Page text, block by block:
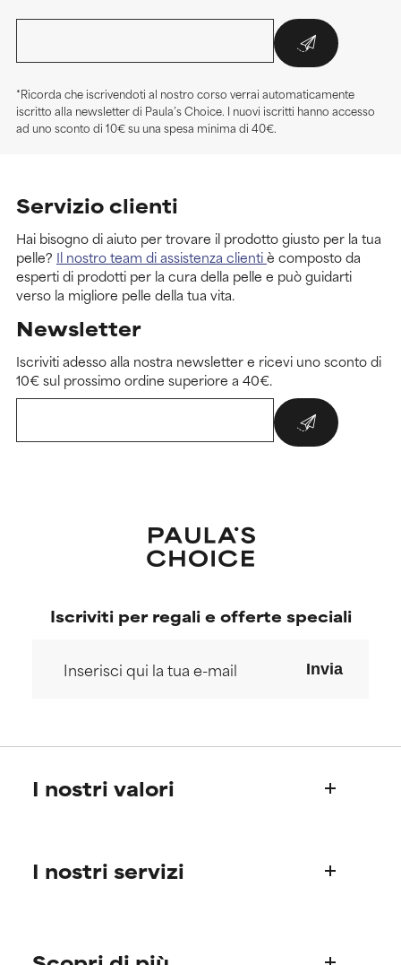
*Ricorda che iscrivendoti al nostro corso verrai automaticamente
iscritto alla newsletter di Paula’s Choice. I nuovi iscritti hanno accesso
ad uno sconto di 10€ su una spesa minima di 40€.
Servizio clienti
Hai bisogno di aiuto per trovare il prodotto giusto per la tua
pelle? Il nostro team di assistenza clientiè composto da
esperti di prodotti per la cura della pelle e può guidarti
verso la migliore pelle della tua vita.
Newsletter
Iscriviti adesso alla nostra newsletter e ricevi uno sconto di
10€ sul prossimo ordine superiore a 40€.
Iscriviti per regali e offerte speciali
Invia
I nostri valori
La storia di Paula
I nostri servizi
Domande frequenti (FAQ)